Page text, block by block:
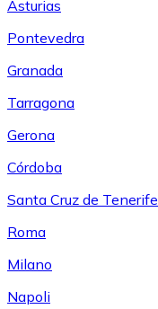
Asturias
Pontevedra
Granada
Tarragona
Gerona
Córdoba
Santa Cruz de Tenerife
Roma
Milano
Napoli